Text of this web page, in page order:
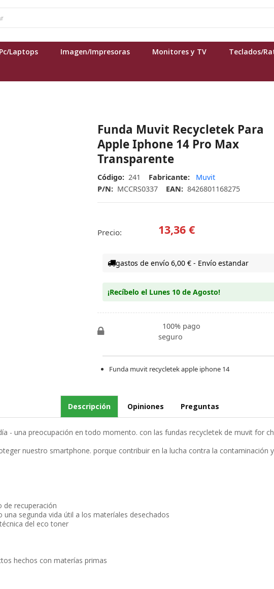
Pc/Laptops Imagen/Impresoras Monitores y TV Teclados/
Funda Muvit Recycletek Para
Apple Iphone 14 Pro Max
Transparente
Código: 241 Fabricante:
Muvit
P/N: MCCRS0337 EAN: 8426801168275
Precio: 13,36 €
gastos de envío 6,00 € - Envío estandar
¡Recíbelo el Lunes 10 de Agosto!
100% pago
seguro
Funda muvit recycletek apple iphone 14
Descripción Opiniones Preguntas
- una preocupación en todo momento. con las fundas recycletek de muvit for
nuestro smartphone. porque contribuir en la lucha contra la
de recuperación
segunda vida útil a los materíales desechados
del eco toner
hechos con materías primas